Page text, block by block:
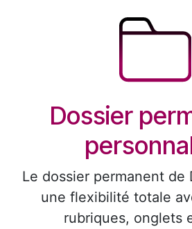
Dossier
Le dossier permanent de
une flexibilité totale
rubriques, onglets